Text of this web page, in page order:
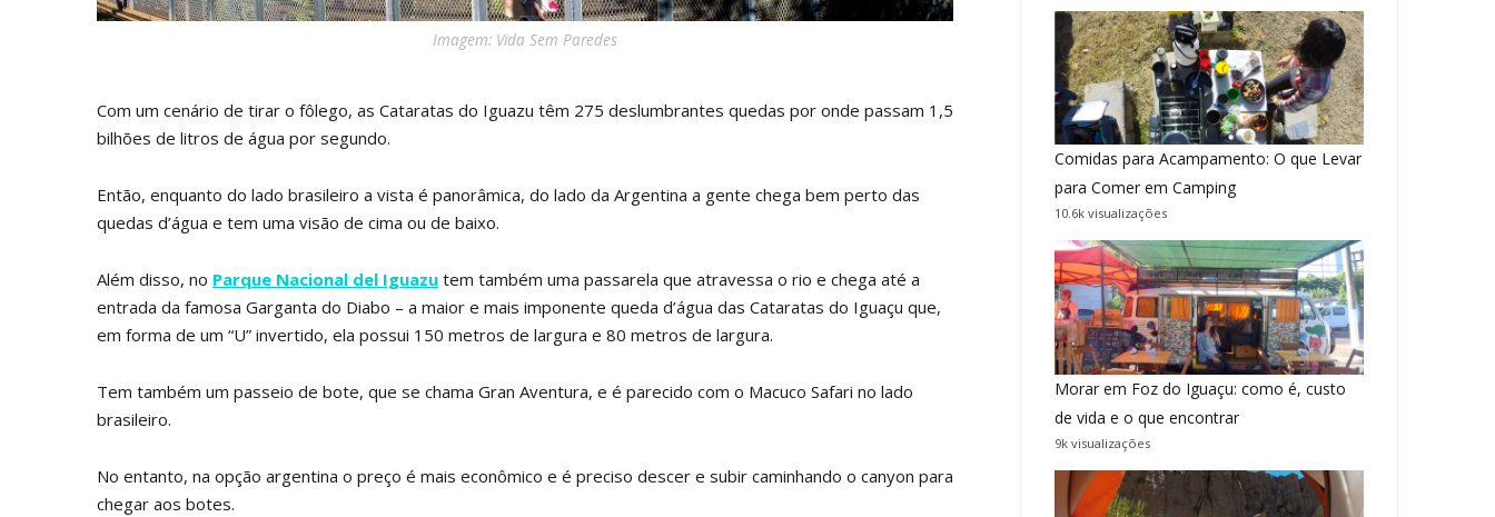
Imagem: Vida Sem Paredes
Com um cenário de tirar o fôlego, as Cataratas do Iguazu têm 275 deslumbrantes quedas por onde passam 1,5
bilhões de litros de água por segundo.
Então, enquanto do lado brasileiro a vista é panorâmica, do lado da Argentina a gente chega bem perto das
quedas d’água e tem uma visão de cima ou de baixo.
Além disso, no Parque Nacional del Iguazu tem também uma passarela que atravessa o rio e chega até a
entrada da famosa Garganta do Diabo – a maior e mais imponente queda d’água das Cataratas do Iguaçu que,
em forma de um “U” invertido, ela possui 150 metros de largura e 80 metros de largura.
Tem também um passeio de bote, que se chama Gran Aventura, e é parecido com o Macuco Safari no lado
brasileiro.
No entanto, na opção argentina o preço é mais econômico e é preciso descer e subir caminhando o canyon para
chegar aos botes.
Comidas para Acampamento: O que Levar
para Comer em Camping
10.6k visualizações
Morar em Foz do Iguaçu: como é, custo
de vida e o que encontrar
9k visualizações